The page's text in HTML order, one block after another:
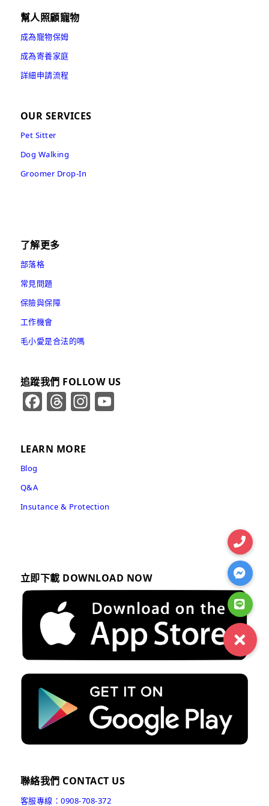
幫人照顧寵物
成為寵物保姆
成為寄養家庭
詳細申請流程
OUR SERVICES
Pet Sitter
Dog Walking
Groomer Drop-In
了解更多
部落格
常見問題
保險與保障
工作機會
毛小愛是合法的嗎
追蹤我們 FOLLOW US
FacebookThreads Instagram
LEARN MORE
Blog
Q&A
Insutance & Protection
立即下載 DOWNLOAD NOW
聯絡我們 CONTACT US
客服專線：0908-708-372